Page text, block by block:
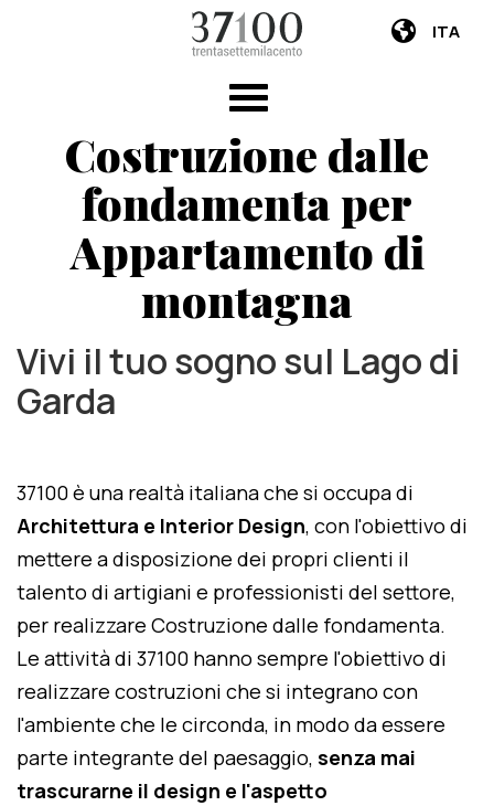
ITA
Costruzione dalle
fondamenta per
Appartamento di
montagna
Vivi il tuo sogno sul Lago di
Garda
37100 è una realtà italiana che si occupa di
Architettura e Interior Design, con l'obiettivo di
mettere a disposizione dei propri clienti il
talento di artigiani e professionisti del settore,
per realizzare Costruzione dalle fondamenta.
Le attività di 37100 hanno sempre l'obiettivo di
realizzare costruzioni che si integrano con
l'ambiente che le circonda, in modo da essere
parte integrante del paesaggio, senza mai
trascurarne il design e l'aspetto